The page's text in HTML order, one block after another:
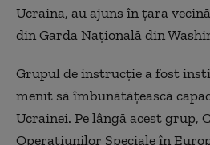
Ucraina, au ajuns în țara
din Garda Națională din
Grupul de instrucție a fost
menit să îmbunătățească
Ucrainei. Pe lângă acest grup,
Operațiunilor Speciale în